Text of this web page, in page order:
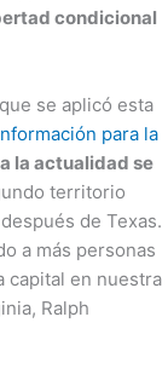
condicional
se aplicó esta
para la
la actualidad se
territorio
de Texas.
a más personas
capital en nuestra
Ralph